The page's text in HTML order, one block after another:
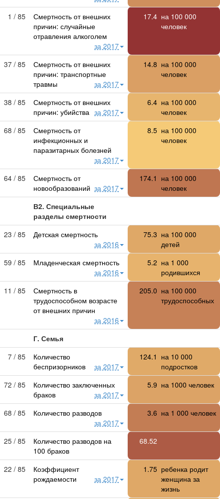
1 / 85
Смертность от внешних
причин: случайные
отравления алкоголем
за 2017
17.4 на 100 000
человек
37 / 85
Смертность от внешних
причин: транспортные
травмы
за 2017
14.8 на 100 000
человек
38 / 85
Смертность от внешних
причин: убийства за 2017
6.4 на 100 000
человек
68 / 85
Смертность от
инфекционных и
паразитарных болезней
за 2017
8.5 на 100 000
человек
64 / 85
Смертность от
новообразований за 2017
174.1 на 100 000
человек
В2. Специальные
разделы смертности
23 / 85
Детская смертность
за 2016
75.3 на 100 000
детей
59 / 85
Младенческая смертность
за 2016
5.2 на 1 000
родившихся
11 / 85
Смертность в
трудоспособном возрасте
от внешних причин
за 2016
205.0 на 100 000
трудоспособных
Г. Семья
7 / 85
Количество
беспризорников
за 2017
124.1 на 10 000
подростков
72 / 85
Количество заключенных
браков
за 2017
5.9 на 1000 человек
68 / 85
Количество разводов
за 2017
3.6 на 1 000 человек
25 / 85
Количество разводов на
100 браков
68.52
22 / 85
Коэффициент
рождаемости
за 2017
1.75 ребенка родит
женщина за
жизнь